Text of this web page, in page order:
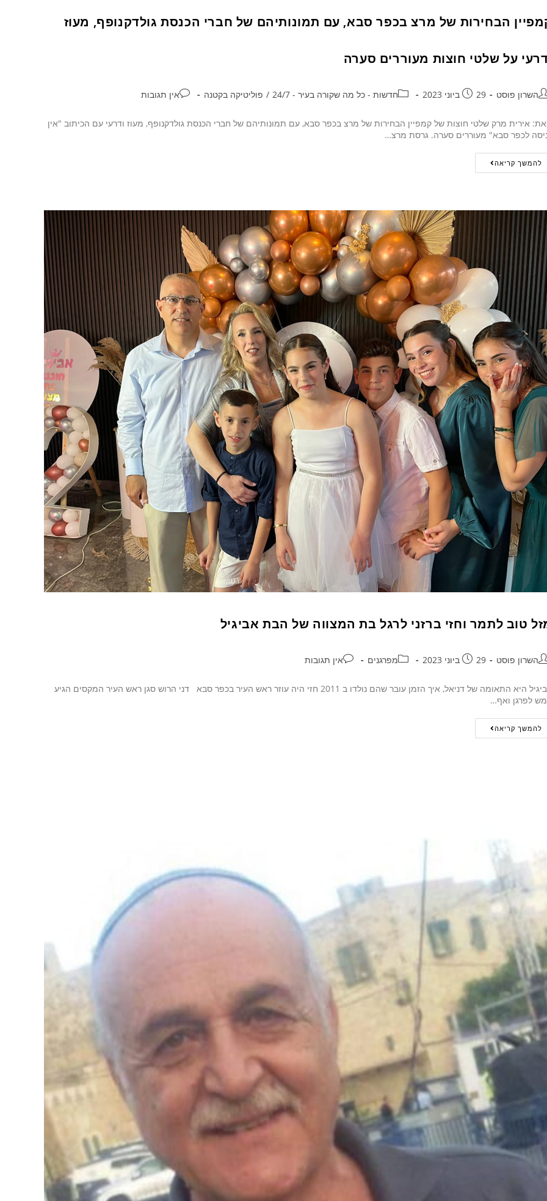
הבחירות של מרצ בכפר סבא, עם תמונותיהם של חברי הכנסת גולדקנופף, מעוז
על שלטי חוצות מעוררים סערה
השרון פוסט 29 ביוני 2023 חדשות - כל מה שקורה בעיר - 24/7 / פוליטיקה בקטנה אין תגובות
אירית מרק שלטי חוצות של קמפיין הבחירות של מרצ בכפר סבא, עם תמונותיהם של חברי הכנסת גולדקנופף, מעוז ודרעי עם הכיתוב "אין
לכפר סבא" מעוררים סערה. גרסת מרצ…
להמשך קריאה
טוב לתמר וחזי ברזני לרגל בת המצווה של הבת אביגיל
השרון פוסט 29 ביוני 2023 מפרגנים אין תגובות
אביגיל היא התאומה של דניאל, איך הזמן עובר שהם נולדו ב 2011 חזי היה עוזר ראש העיר בכפר סבא דני הרוש סגן ראש העיר המקסים הגיע
לפרגן ואף…
להמשך קריאה